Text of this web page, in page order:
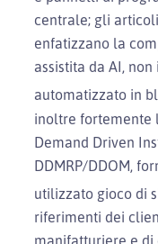
centrale; gli
enfatizzano la
assistita da AI,
automatizzato in
inoltre fortemente
Demand Driven
DDMRP/DDOM,
utilizzato gioco di
riferimenti dei
manifatturiere e di